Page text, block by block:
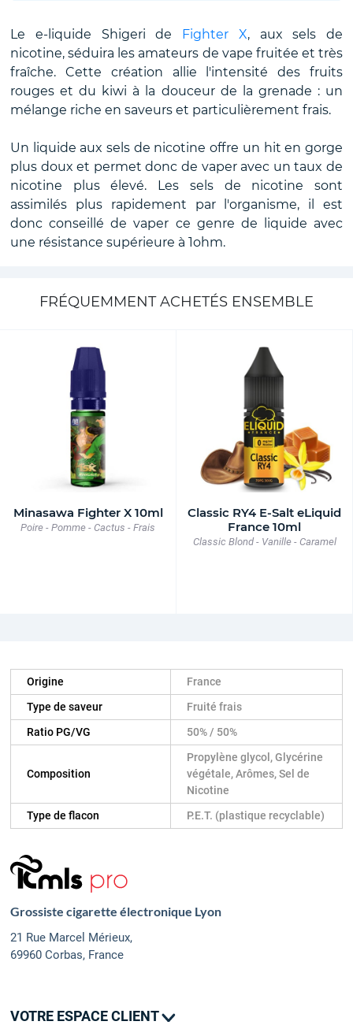
Le e-liquide Shigeri de Fighter X, aux sels de
nicotine, séduira les amateurs de vape fruitée et très
fraîche. Cette création allie l'intensité des fruits
rouges et du kiwi à la douceur de la grenade : un
mélange riche en saveurs et particulièrement frais.
Un liquide aux sels de nicotine offre un hit en gorge
plus doux et permet donc de vaper avec un taux de
nicotine plus élevé. Les sels de nicotine sont
assimilés plus rapidement par l'organisme, il est
donc conseillé de vaper ce genre de liquide avec
une résistance supérieure à 1ohm.
FRÉQUEMMENT ACHETÉS ENSEMBLE
Minasawa Fighter X 10ml
Poire - Pomme - Cactus - Frais
Classic RY4 E-Salt eLiquid
France 10ml
Classic Blond - Vanille - Caramel
Origine
France
Type de saveur
Fruité frais
Ratio PG/VG
50% / 50%
Composition
Propylène glycol, Glycérine
végétale, Arômes, Sel de
Nicotine
Type de flacon
P.E.T. (plastique recyclable)
Grossiste cigarette électronique Lyon
21 Rue Marcel Mérieux,
69960 Corbas, France
VOTRE ESPACE CLIENT